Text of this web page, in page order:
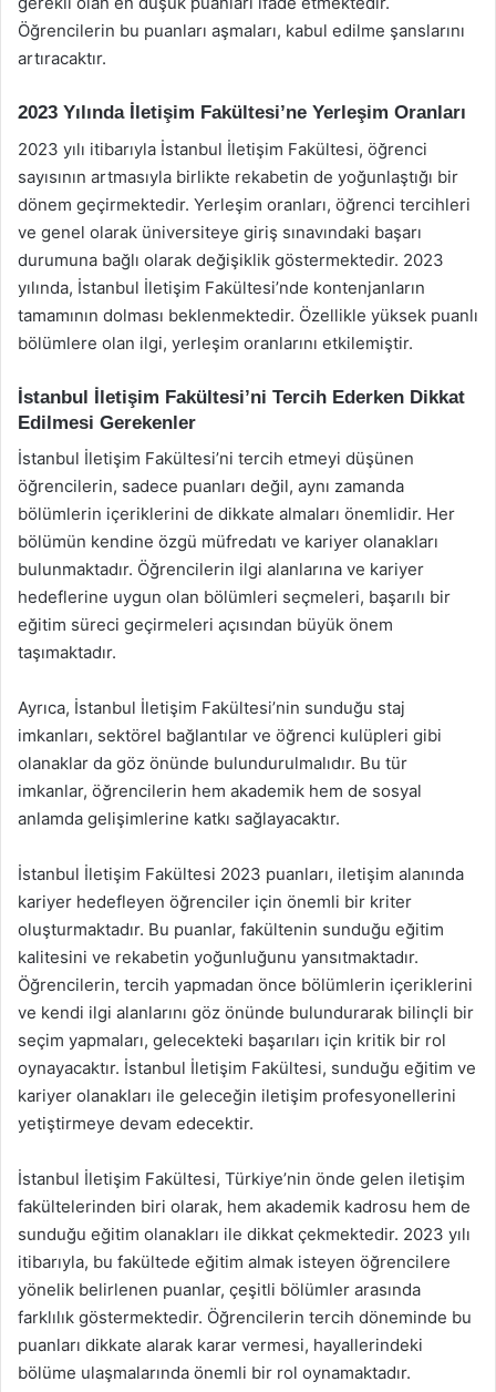
Öğrencilerin bu puanları aşmaları, kabul edilme şanslarını
artıracaktır.
2023 Yılında İletişim Fakültesi’ne Yerleşim Oranları
2023 yılı itibarıyla İstanbul İletişim Fakültesi, öğrenci
sayısının artmasıyla birlikte rekabetin de yoğunlaştığı bir
dönem geçirmektedir. Yerleşim oranları, öğrenci tercihleri
ve genel olarak üniversiteye giriş sınavındaki başarı
durumuna bağlı olarak değişiklik göstermektedir. 2023
yılında, İstanbul İletişim Fakültesi’nde kontenjanların
tamamının dolması beklenmektedir. Özellikle yüksek puanlı
bölümlere olan ilgi, yerleşim oranlarını etkilemiştir.
İstanbul İletişim Fakültesi’ni Tercih Ederken Dikkat
Edilmesi Gerekenler
İstanbul İletişim Fakültesi’ni tercih etmeyi düşünen
öğrencilerin, sadece puanları değil, aynı zamanda
bölümlerin içeriklerini de dikkate almaları önemlidir. Her
bölümün kendine özgü müfredatı ve kariyer olanakları
bulunmaktadır. Öğrencilerin ilgi alanlarına ve kariyer
hedeflerine uygun olan bölümleri seçmeleri, başarılı bir
eğitim süreci geçirmeleri açısından büyük önem
taşımaktadır.
Ayrıca, İstanbul İletişim Fakültesi’nin sunduğu staj
imkanları, sektörel bağlantılar ve öğrenci kulüpleri gibi
olanaklar da göz önünde bulundurulmalıdır. Bu tür
imkanlar, öğrencilerin hem akademik hem de sosyal
anlamda gelişimlerine katkı sağlayacaktır.
İstanbul İletişim Fakültesi 2023 puanları, iletişim alanında
kariyer hedefleyen öğrenciler için önemli bir kriter
oluşturmaktadır. Bu puanlar, fakültenin sunduğu eğitim
kalitesini ve rekabetin yoğunluğunu yansıtmaktadır.
Öğrencilerin, tercih yapmadan önce bölümlerin içeriklerini
ve kendi ilgi alanlarını göz önünde bulundurarak bilinçli bir
seçim yapmaları, gelecekteki başarıları için kritik bir rol
oynayacaktır. İstanbul İletişim Fakültesi, sunduğu eğitim ve
kariyer olanakları ile geleceğin iletişim profesyonellerini
yetiştirmeye devam edecektir.
İstanbul İletişim Fakültesi, Türkiye’nin önde gelen iletişim
fakültelerinden biri olarak, hem akademik kadrosu hem de
sunduğu eğitim olanakları ile dikkat çekmektedir. 2023 yılı
itibarıyla, bu fakültede eğitim almak isteyen öğrencilere
yönelik belirlenen puanlar, çeşitli bölümler arasında
farklılık göstermektedir. Öğrencilerin tercih döneminde bu
puanları dikkate alarak karar vermesi, hayallerindeki
bölüme ulaşmalarında önemli bir rol oynamaktadır.